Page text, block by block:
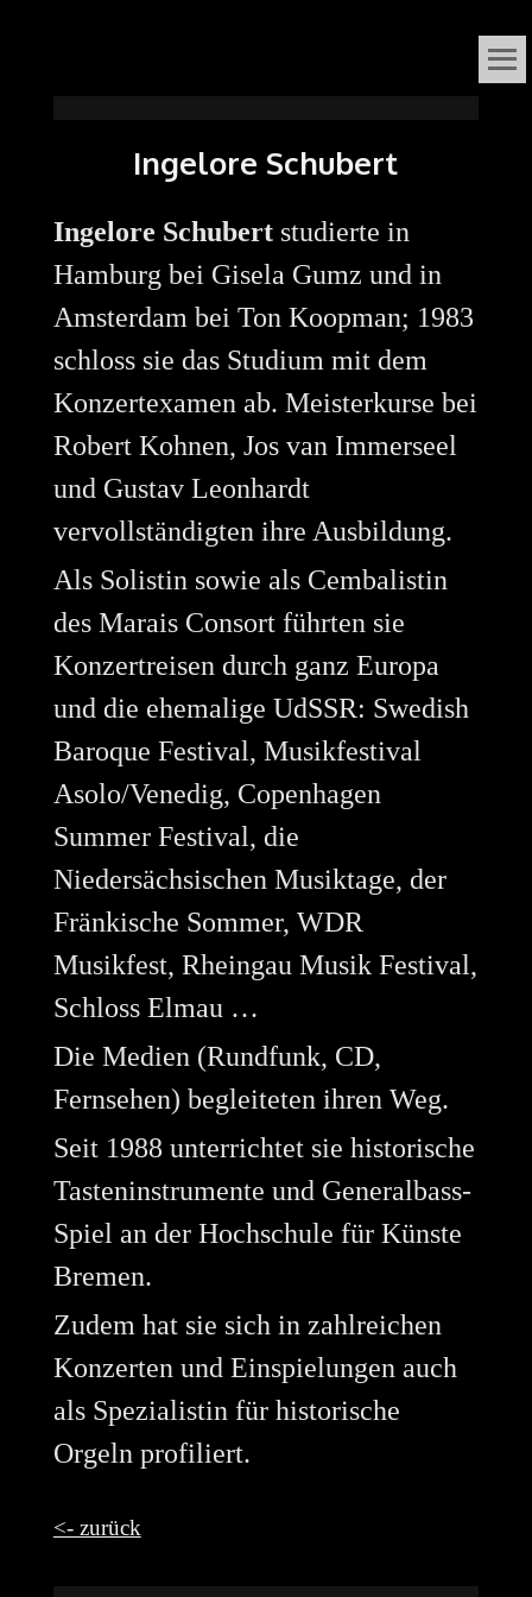
SÜDNIEDERSACHSEN
Ingelore Schubert
Ingelore Schubertstudierte in
Hamburg bei Gisela Gumz und in
Amsterdam bei Ton Koopman; 1983
schloss sie das Studium mit dem
Konzertexamen ab. Meisterkurse bei
Robert Kohnen, Jos van Immerseel
und Gustav Leonhardt
vervollständigten ihre Ausbildung.
Als Solistin sowie als Cembalistin
des Marais Consort führten sie
Konzertreisen durch ganz Europa
und die ehemalige UdSSR: Swedish
Baroque Festival, Musikfestival
Asolo/Venedig, Copenhagen
Summer Festival, die
Niedersächsischen Musiktage, der
Fränkische Sommer, WDR
Musikfest, Rheingau Musik Festival,
Schloss Elmau …
Die Medien (Rundfunk, CD,
Fernsehen) begleiteten ihren Weg.
Seit 1988 unterrichtet sie historische
Tasteninstrumente und Generalbass-
Spiel an der Hochschule für Künste
Bremen.
Zudem hat sie sich in zahlreichen
Konzerten und Einspielungen auch
als Spezialistin für historische
Orgeln profiliert.
<- zurück